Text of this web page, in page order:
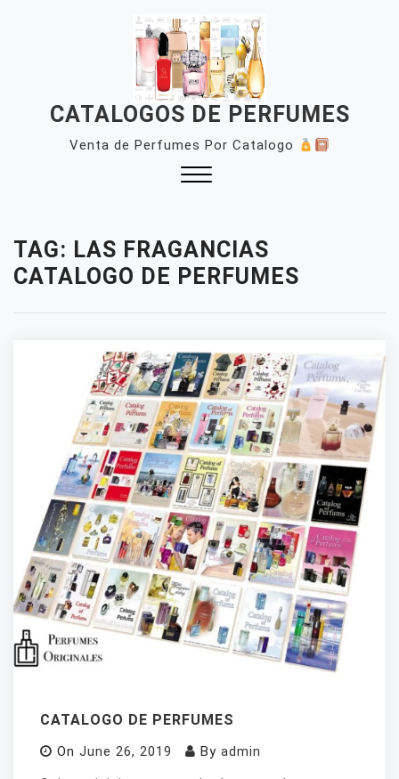
CATALOGOS DE PERFUMES
Venta de Perfumes Por Catalogo
TAG: LAS FRAGANCIAS
CATALOGO DE PERFUMES
CATALOGO DE PERFUMES
On June 26, 2019 By admin